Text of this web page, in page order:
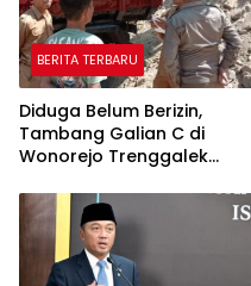
BERITA TERBARU
Diduga Belum Berizin,
Tambang Galian C di
Wonorejo Trenggalek